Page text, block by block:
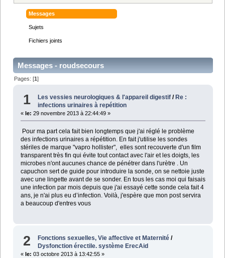
Messages
Sujets
Fichiers joints
Messages - roudsecours
Pages: [1]
1 Les vessies neurologiques & l'appareil digestif /Re :
infections urinaires à repétition
« le: 29 novembre 2013 à 22:44:49 »
Pour ma part cela fait bien longtemps que j'ai réglé le problème
des infections urinaires a répétition. En fait j'utilise les sondes
stériles de marque "vapro hollister", elles sont recouverte d'un film
transparent très fin qui évite tout contact avec l'air et les doigts, les
microbes n'ont aucunes chance de pénétrer dans l'urètre . Un
capuchon sert de guide pour introduire la sonde, on se nettoie juste
avec une lingette avant de se sonder. En tous les cas moi qui faisais
une infection par mois depuis que j'ai essayé cette sonde cela fait 4
ans, je n'ai plus eu d’infection. Voilà, j'espère que mon post servira
a beaucoup d'entres vous
2 Fonctions sexuelles, Vie affective et Maternité /
Dysfonction érectile. système ErecAid
« le: 03 octobre 2013 à 13:42:55 »